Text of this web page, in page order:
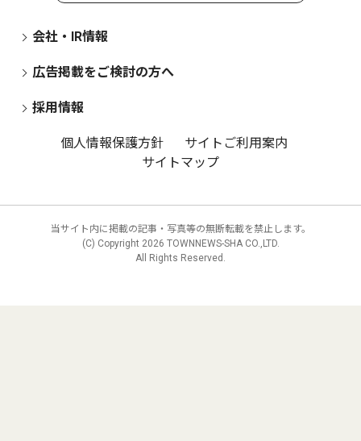
会社・IR情報
広告掲載をご検討の方へ
採用情報
個人情報保護方針
サイトご利用案内
サイトマップ
当サイト内に掲載の記事・写真等の無断転載を禁止します。
(C) Copyright 2026 TOWNNEWS-SHA CO.,LTD.
All Rights Reserved.